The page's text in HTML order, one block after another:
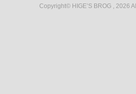
Copyright© HIGE’S BROG , 2026